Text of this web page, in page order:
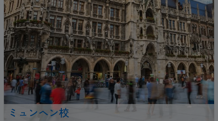
ミュンヘン校